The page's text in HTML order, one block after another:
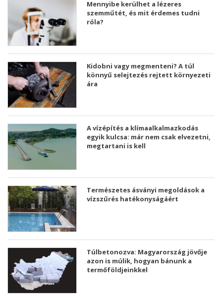
Mennyibe kerülhet a lézeres
szemműtét, és mit érdemes tudni
róla?
Kidobni vagy megmenteni? A túl
könnyű selejtezés rejtett környezeti
ára
A vízépítés a klímaalkalmazkodás
egyik kulcsa: már nem csak elvezetni,
megtartani is kell
Természetes ásványi megoldások a
vízszűrés hatékonyságáért
Túlbetonozva: Magyarország jövője
azon is múlik, hogyan bánunk a
termőföldjeinkkel